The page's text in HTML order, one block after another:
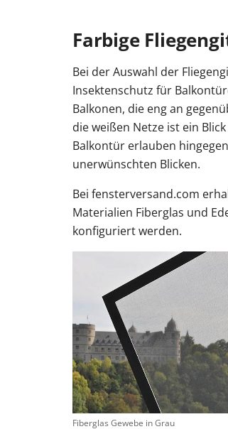
Farbige
Bei der Auswahl der
Insektenschutz für
Balkonen, die eng an
die weißen Netze ist ein
Balkontür erlauben
unerwünschten Blicken.
Bei fensterversand.com
Materialien Fiberglas und
konfiguriert werden.
Fiberglas Gewebe in Grau